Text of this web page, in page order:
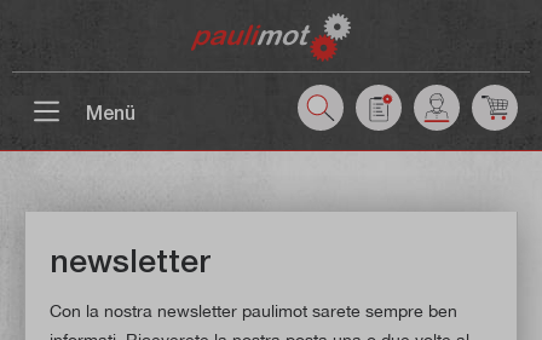
Menü
newsletter
Con la nostra newsletter paulimot sarete sempre ben